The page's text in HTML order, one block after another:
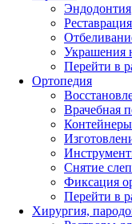
Эндодонтия
Реставрация
Украшения
Перейти в
Ортопедия
Врачебная
Контейнеры
Снятие
Фиксация
Перейти в
Хирургия,